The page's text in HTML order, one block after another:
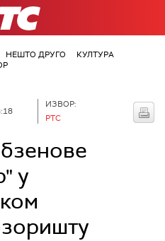
НЕШТО ДРУГО
КУЛТУРА
ИЗВОР:
РТС
у